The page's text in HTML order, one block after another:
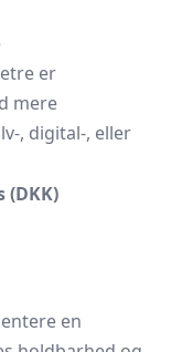
er
mere
, digital-, eller
en